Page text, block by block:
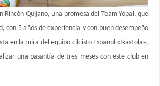
Rincón Quijano, una promesa del Team Yopal, que
con 5 años de experiencia y con buen desempeño
en la mira del equipo cilcisto Español «Ikastola»,
una pasantía de tres meses con este club en